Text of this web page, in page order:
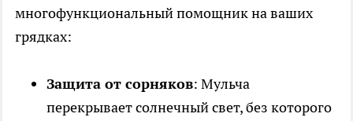
многофункциональный помощник на ваших
грядках:
Защита от сорняков: Мульча
перекрывает солнечный свет, без которого